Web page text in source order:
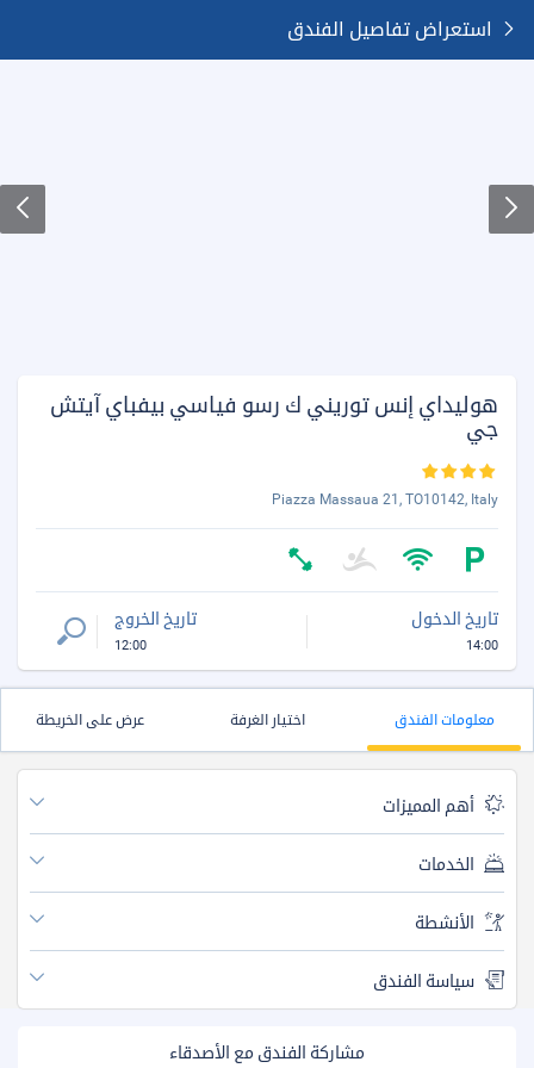
استعراض تفاصيل الفندق
هوليداي إنس توريني ك رسو فياسي بيفباي آيتش
جي
Piazza Massaua 21, TO10142, Italy
تاريخ الدخول
14:00
تاريخ الخروج
12:00
معلومات الفندق اختيار الغرفة عرض على الخريطة
أهم المميزات
الخدمات
الأنشطة
سياسة الفندق
مشاركة الفندق مع الأصدقاء